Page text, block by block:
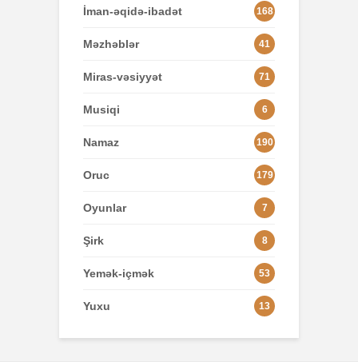
İman-əqidə-ibadət 168
Məzhəblər 41
Miras-vəsiyyət 71
Musiqi 6
Namaz 190
Oruc 179
Oyunlar 7
Şirk 8
Yemək-içmək 53
Yuxu 13